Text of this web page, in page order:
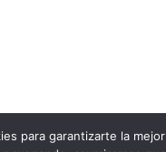
para garantizarte la